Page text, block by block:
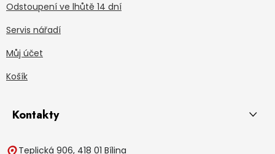
Odstoupení ve lhůtě 14 dní
Servis nářadí
Můj účet
Košík
Kontakty
Teplická 906, 418 01 Bílina